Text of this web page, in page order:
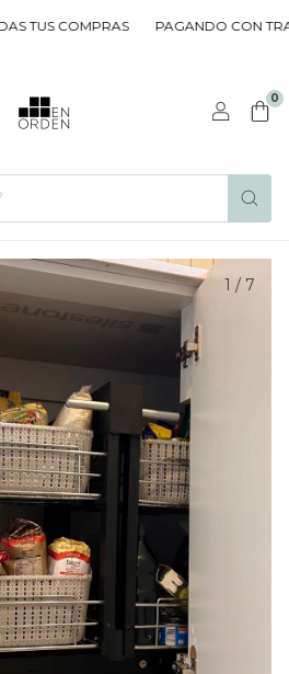
TUS COMPRAS PAGANDO CON
0
1 / 7